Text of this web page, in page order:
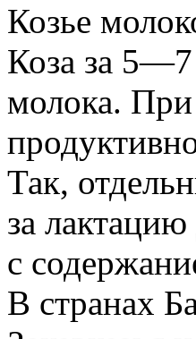
Козье
Коза за
молока.
Так,
за
с
В странах